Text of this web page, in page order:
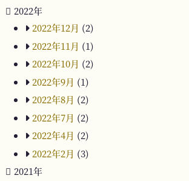
2022年
2022年12月 (2)
2022年11月 (1)
2022年10月 (2)
2022年9月 (1)
2022年8月 (2)
2022年7月 (2)
2022年4月 (2)
2022年2月 (3)
2021年